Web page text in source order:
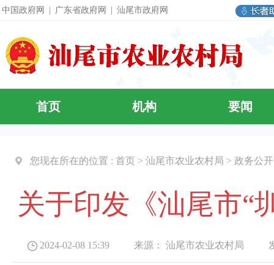
中国政府网 广东省政府网 汕尾市政府网
首页 机构 要闻
您现在所在的位置 : 首页 > 汕尾市农业农村局 > 政务公开
关于印发《汕尾市“
2024-02-08 15:39 来源： 汕尾市农业农村局 发